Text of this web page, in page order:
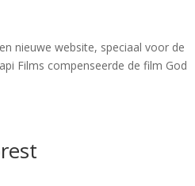
nieuwe website, speciaal voor de
Films compenseerde de film God